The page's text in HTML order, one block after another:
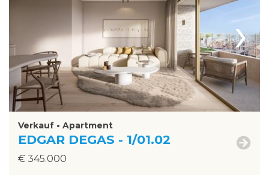
›
Verkauf • Apartment
EDGAR DEGAS - 1/01.02
€ 345.000